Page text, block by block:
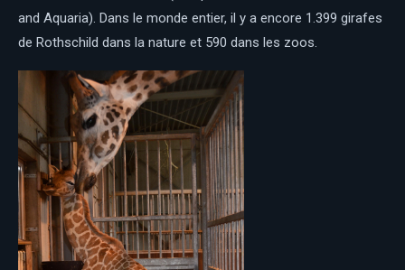
and Aquaria). Dans le monde entier, il y a encore 1.399 girafes
de Rothschild dans la nature et 590 dans les zoos.